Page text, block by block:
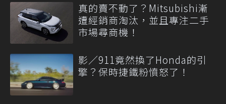
真的賣不動了？Mitsubishi漸
遭經銷商淘汰，並且專注二手
市場尋商機！
影／911竟然換了Honda的引
擎？保時捷鐵粉憤怒了！